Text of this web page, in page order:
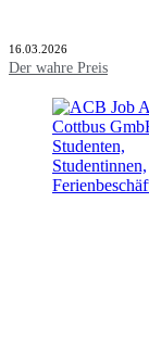
16.03.2026
Der wahre Preis